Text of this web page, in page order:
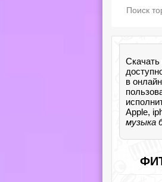
в
Apple,
музыка